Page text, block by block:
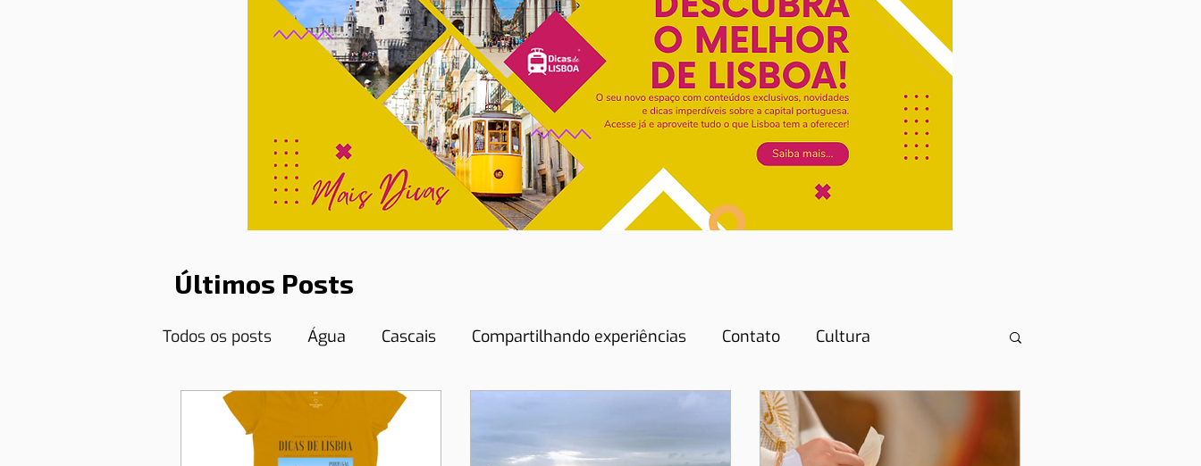
Últimos Posts
Todos os posts Água Cascais Compartilhando experiências Contato Cultura
Curiosidades Dicas de Restaurantes Documentos necessários